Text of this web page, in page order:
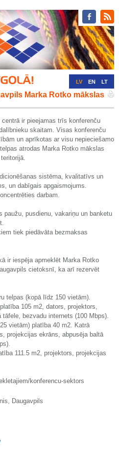
LV EN LT
RU DE
Marka Rotko mākslas
ir pieejamas trīs konferenču
skaitam. Visas konferenču
un aprīkotas ar visu nepieciešamo
atrodas Marka Rotko mākslas
sistēma, kvalitatīvs un
un dabīgais apgaismojums.
darbam.
pusdienu, vakariņu un banketu
tiek piedāvāta bezmaksas
ir iespēja apmeklēt Marka Rotko
cietoksnī, ka arī rezervēt
telpas (kopā līdz 150 vietām).
105 m2, dators, projektors,
bezvadu internets (100 Mbps).
vietām) platība 40 m2. Katrā
projekcijas ekrāns, abpusēja baltā
111.5 m2, projektors, projekcijas
konferencu-sektors
Daugavpils